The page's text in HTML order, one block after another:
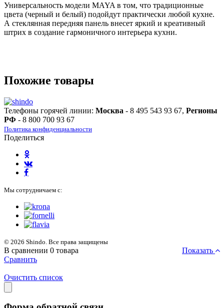
Универсальность модели MAYA в том, что традиционные
цвета (черный и белый) подойдут практически любой кухне.
А стеклянная передняя панель внесет яркий и креативный
штрих в создание гармоничного интерьера кухни.
Похожие товары
Телефоны горячей линии: Москва - 8 495 543 93 67, Регионы
РФ - 8 800 700 93 67
Политика конфиденциальности
Поделиться
Мы сотрудничаем с:
© 2026 Shindo. Все права защищены
В сравнении 0 товара
Показать
Сравнить
Очистить список